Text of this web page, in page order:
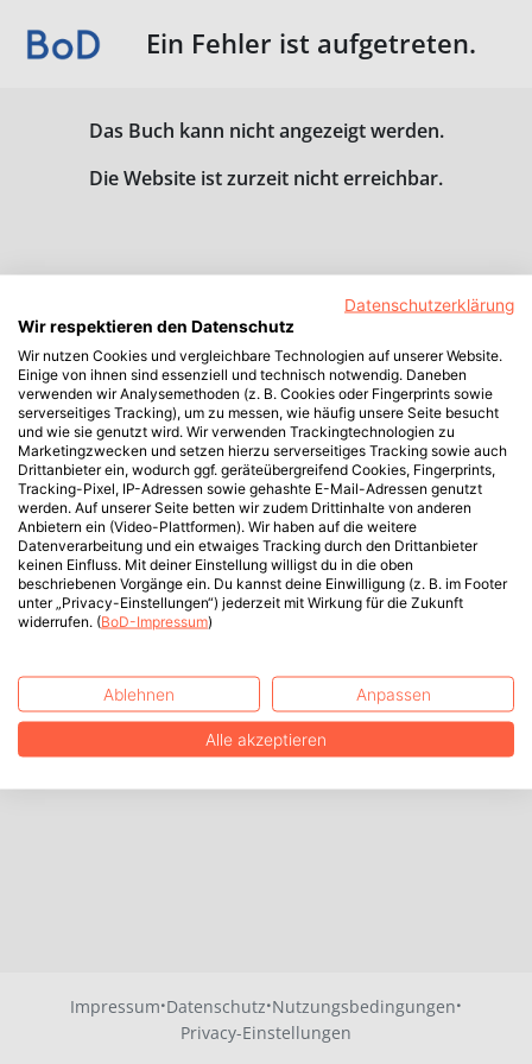
Ein Fehler ist aufgetreten.
Das Buch kann nicht angezeigt werden.
Die Website ist zurzeit nicht erreichbar.
Impressum·Datenschutz·Nutzungsbedingungen·
Privacy-Einstellungen
Datenschutzerklärung
Wir respektieren den Datenschutz
Wir nutzen Cookies und vergleichbare Technologien auf unserer Website.
Einige von ihnen sind essenziell und technisch notwendig. Daneben
verwenden wir Analysemethoden (z. B. Cookies oder Fingerprints sowie
serverseitiges Tracking), um zu messen, wie häufig unsere Seite besucht
und wie sie genutzt wird. Wir verwenden Trackingtechnologien zu
Marketingzwecken und setzen hierzu serverseitiges Tracking sowie auch
Drittanbieter ein, wodurch ggf. geräteübergreifend Cookies, Fingerprints,
Tracking-Pixel, IP-Adressen sowie gehashte E-Mail-Adressen genutzt
werden. Auf unserer Seite betten wir zudem Drittinhalte von anderen
Anbietern ein (Video-Plattformen). Wir haben auf die weitere
Datenverarbeitung und ein etwaiges Tracking durch den Drittanbieter
keinen Einfluss. Mit deiner Einstellung willigst du in die oben
beschriebenen Vorgänge ein. Du kannst deine Einwilligung (z. B. im Footer
unter „Privacy-Einstellungen“) jederzeit mit Wirkung für die Zukunft
widerrufen. (BoD-Impressum)
Ablehnen Anpassen
Alle akzeptieren